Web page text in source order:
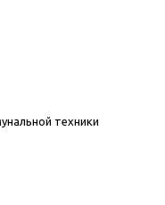
техники